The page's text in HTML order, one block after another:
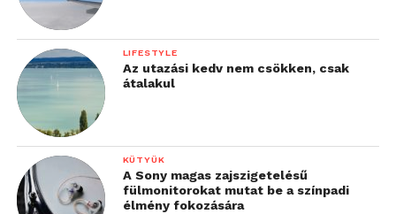
LIFESTYLE
Az utazási kedv nem csökken, csak
átalakul
KÜTYÜK
A Sony magas zajszigetelésű
fülmonitorokat mutat be a színpadi
élmény fokozására